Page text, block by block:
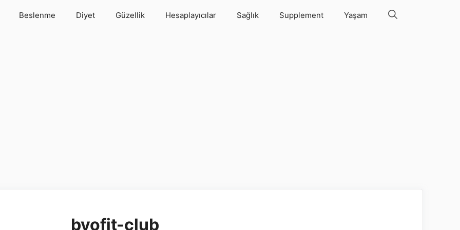
Beslenme Diyet Güzellik Hesaplayıcılar Sağlık Supplement Yaşam
byofit-club